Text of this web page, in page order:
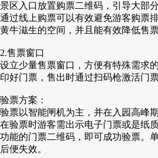
景区入口放置购票二维码，引导大部
通过线上购票可以有效避免游客购票
黄牛滋生的空间，并且能有效降低售
2.售票窗口
设立少量售票窗口，方便有特殊需求
印好门票，售出时通过扫码枪激活门
验票方案：
验票以智能闸机为主，并在入园高峰
在验票时游客需出示电子门票或是纸
功能的门票二维码，即可成功验票。
后便失效。